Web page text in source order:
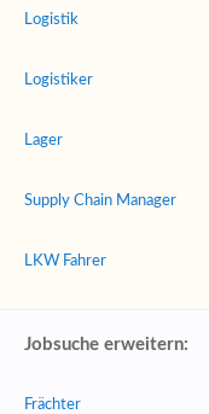
Logistik
Logistiker
Lager
Supply Chain Manager
LKW Fahrer
Jobsuche erweitern:
Frächter